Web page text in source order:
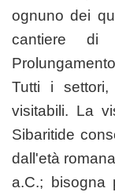
ognuno dei
cantiere di
Tutti i
visitabili. La
Sibaritide
dall'età
a.C.; bisogna